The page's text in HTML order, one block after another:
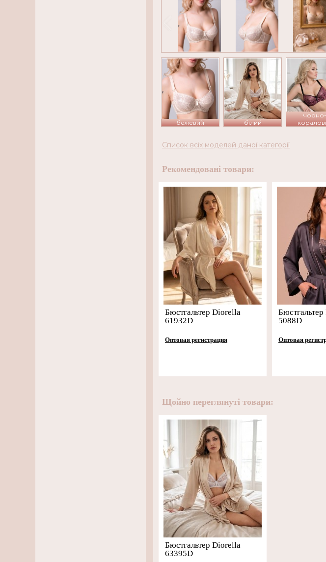
бежевий білий
чорно-
Список всіх моделей даної категорії
Рекомендовані товари:
Бюстгальтер Diorella
61932D
Оптовая регистрация
5088D
Оптовая
Щойно переглянуті товари:
Бюстгальтер Diorella
63395D